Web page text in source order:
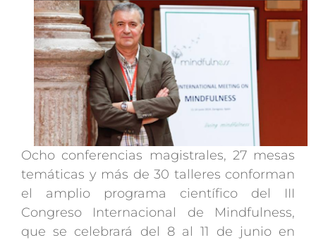
Ocho conferencias magistrales, 27 mesas
temáticas y más de 30 talleres conforman
el amplio programa científico del III
Congreso Internacional de Mindfulness,
que se celebrará del 8 al 11 de junio en